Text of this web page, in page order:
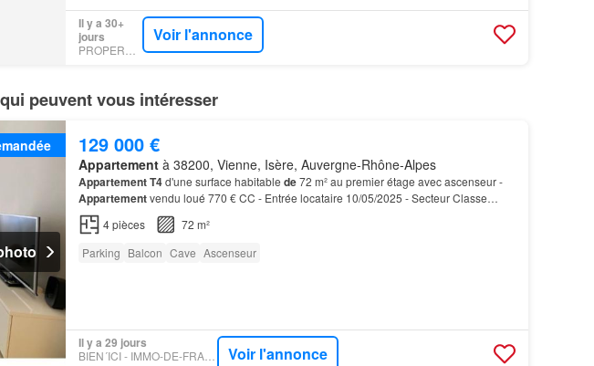
Il y a 30+
jours
PROPERSTAR
Voir l'annonce
peuvent vous intéresser
129 000 €
Appartementà 38200, Vienne, Isère, Auvergne-Rhône-Alpes
Appartement T4d'une surface habitable de72 m² au premier étage avec ascenseur -
Appartementvendu loué 770 € CC - Entrée locataire 10/05/2025 - Secteur Classe
énergie E, Classe climat E Montant moyen estimé
4pièces
72 m²
Parking Balcon Cave Ascenseur
Il y a 29 jours
BIEN´ICI - IMMO-DE-FRANCE-VIENNE-1 Voir l'annonce